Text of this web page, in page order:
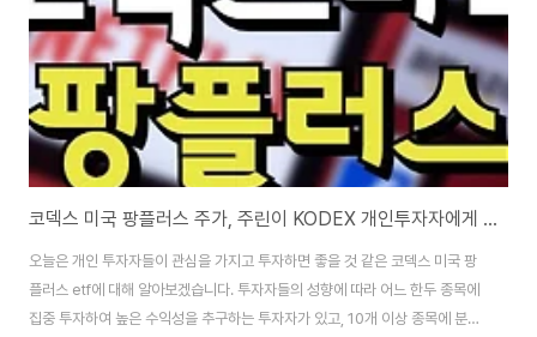
코덱스 미국 팡플러스 주가, 주린이 KODEX 개인투자자에게 안성맞춤
오늘은 개인 투자자들이 관심을 가지고 투자하면 좋을 것 같은 코덱스 미국 팡
플러스 etf에 대해 알아보겠습니다. 투자자들의 성향에 따라 어느 한두 종목에
집중 투자하여 높은 수익성을 추구하는 투자자가 있고, 10개 이상 종목에 분산